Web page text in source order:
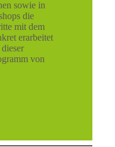
sowie in
die
mit dem
erarbeitet
von